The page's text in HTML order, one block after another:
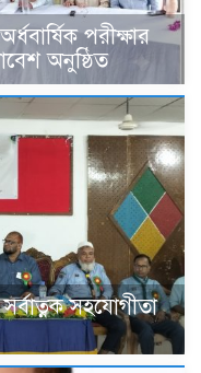
পরীক্ষার
অনুষ্ঠিত
সহযোগীতা